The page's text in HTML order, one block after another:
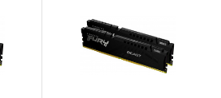
pro
zlepšují stabilitu, a dvěma
32bitovým podkanálům pro
zvýšení účinnosti. Kingston
FURY Beast DDR5 nabízí